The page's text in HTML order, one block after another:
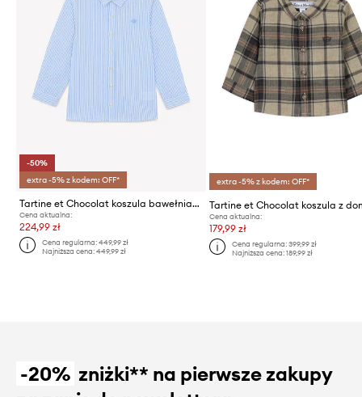
-50%
extra -5% z kodem: OFF*
Tartine et Chocolat koszula bawełniana dziecięca
Cena aktualna:
224,99 zł
Cena regularna:449,99 zł
Najniższa cena:449,99 zł
extra -5% z kodem: OFF*
Cena aktualna:
179,99 zł
Cena regularna: 399,99 zł
Najniższa cena: 189,99 zł
-20% zniżki** na pierwsze zakupy